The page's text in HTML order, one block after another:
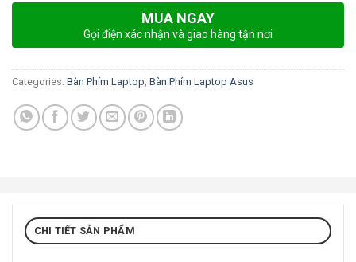
MUA NGAY
Gọi điện xác nhận và giao hàng tận nơi
Categories: Bàn Phím Laptop, Bàn Phím Laptop Asus
CHI TIẾT SẢN PHẨM